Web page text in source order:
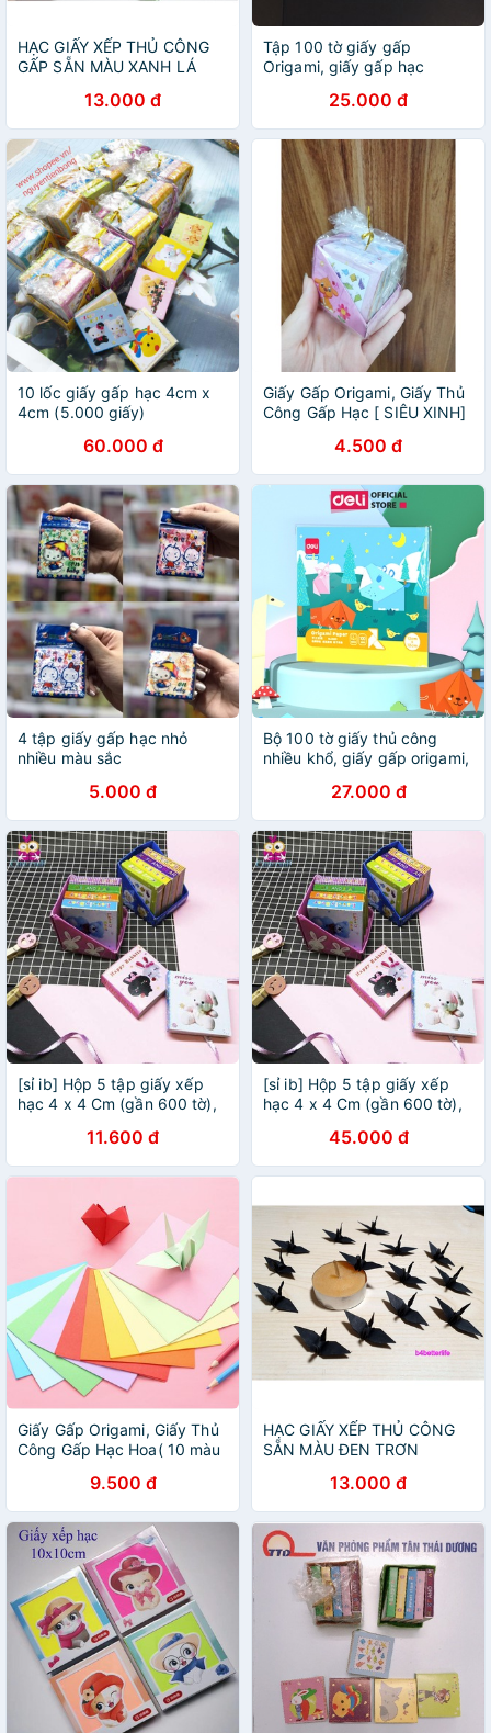
HẠC GIẤY XẾP THỦ CÔNG
GẤP SẴN MÀU XANH LÁ
13.000 đ
Tập 100 tờ giấy gấp
Origami, giấy gấp hạc
25.000 đ
10 lốc giấy gấp hạc 4cm x
4cm (5.000 giấy)
60.000 đ
Giấy Gấp Origami, Giấy Thủ
Công Gấp Hạc [ SIÊU XINH]
4.500 đ
4 tập giấy gấp hạc nhỏ
nhiều màu sắc
5.000 đ
Bộ 100 tờ giấy thủ công
nhiều khổ, giấy gấp origami,
83633/ 83634
27.000 đ
[sỉ ib] Hộp 5 tập giấy xếp
hạc 4 x 4 Cm (gần 600 tờ),
11.600 đ
[sỉ ib] Hộp 5 tập giấy xếp
hạc 4 x 4 Cm (gần 600 tờ),
45.000 đ
Giấy Gấp Origami, Giấy Thủ
Công Gấp Hạc Hoa( 10 màu
9.500 đ
HẠC GIẤY XẾP THỦ CÔNG
SẴN MÀU ĐEN TRƠN
13.000 đ